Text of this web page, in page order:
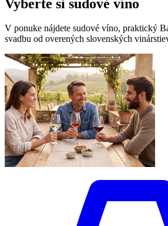
Vyberte si sudové víno
V ponuke nájdete sudové víno, praktický
svadbu od overených slovenských